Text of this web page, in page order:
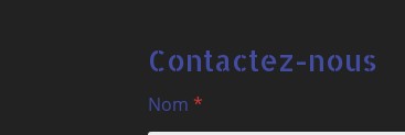
Contactez-nous
Nom*